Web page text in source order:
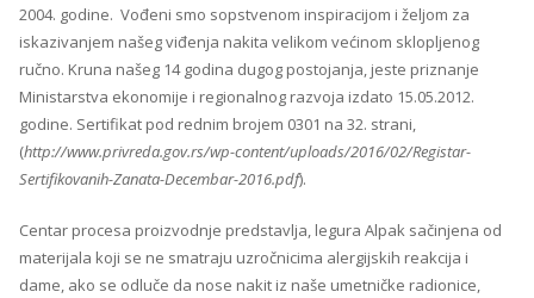
2004. godine. Vođeni smo sopstvenom inspiracijom i željom za
iskazivanjem našeg viđenja nakita velikom većinom sklopljenog
ručno. Kruna našeg 14 godina dugog postojanja, jeste priznanje
Ministarstva ekonomije i regionalnog razvoja izdato 15.05.2012.
godine. Sertifikat pod rednim brojem 0301 na 32. strani,
(http://www.privreda.gov.rs/wp-content/uploads/2016/02/Registar-
Sertifikovanih-Zanata-Decembar-2016.pdf).
Centar procesa proizvodnje predstavlja, legura Alpak sačinjena od
materijala koji se ne smatraju uzročnicima alergijskih reakcija i
dame, ako se odluče da nose nakit iz naše umetničke radionice,